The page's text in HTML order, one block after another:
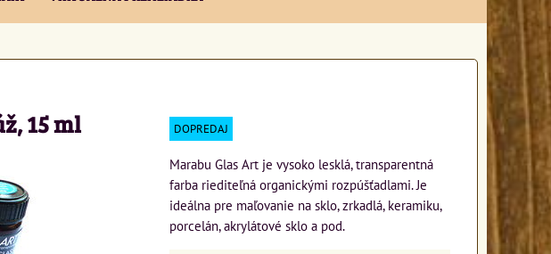
15 ml DOPREDAJ
Marabu Glas Art je vysoko lesklá, transparentná
farba riediteľná organickými rozpúšťadlami. Je
ideálna pre maľovanie na sklo, zrkadlá, keramiku,
porcelán, akrylátové sklo a pod.